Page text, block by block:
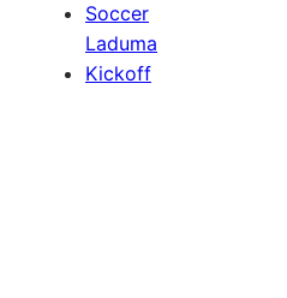
Soccer
Laduma
Kickoff